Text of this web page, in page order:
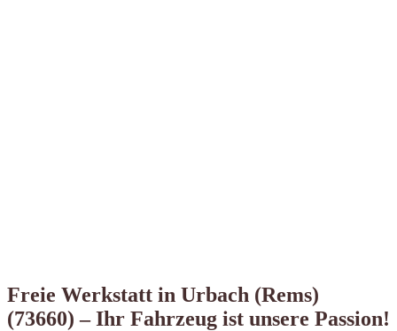
Freie Werkstatt in Urbach (Rems)
(73660) – Ihr Fahrzeug ist unsere Passion!